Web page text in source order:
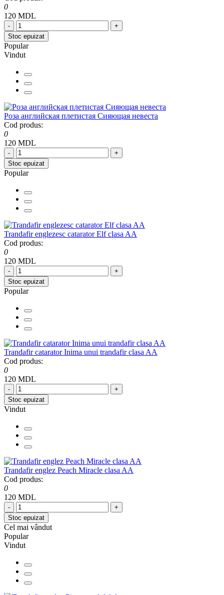
0
120 MDL
-
+
Stoc epuizat
Popular
Vindut
Роза английская плетистая Сияющая невеста
Cod produs:
0
120 MDL
-
+
Stoc epuizat
Popular
Trandafir englezesc catarator Elf clasa AA
Cod produs:
0
120 MDL
-
+
Stoc epuizat
Popular
Trandafir catarator Inima unui trandafir clasa AA
Cod produs:
0
120 MDL
-
+
Stoc epuizat
Vindut
Trandafir englez Peach Miracle clasa AA
Cod produs:
0
120 MDL
-
+
Stoc epuizat
Cel mai vândut
Popular
Vindut